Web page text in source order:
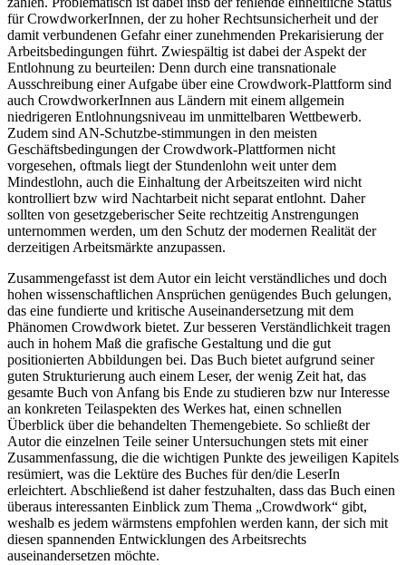
für CrowdworkerInnen, der zu hoher Rechtsunsicherheit und der
damit verbundenen Gefahr einer zunehmenden Prekarisierung der
Arbeitsbedingungen führt. Zwiespältig ist dabei der Aspekt der
Entlohnung zu beurteilen: Denn durch eine transnationale
Ausschreibung einer Aufgabe über eine Crowdwork-Plattform sind
auch CrowdworkerInnen aus Ländern mit einem allgemein
niedrigeren Entlohnungsniveau im unmittelbaren Wettbewerb.
Zudem sind AN-Schutzbe-stimmungen in den meisten
Geschäftsbedingungen der Crowdwork-Plattformen nicht
vorgesehen, oftmals liegt der Stundenlohn weit unter dem
Mindestlohn, auch die Einhaltung der Arbeitszeiten wird nicht
kontrolliert bzw wird Nachtarbeit nicht separat entlohnt. Daher
sollten von gesetzgeberischer Seite rechtzeitig Anstrengungen
unternommen werden, um den Schutz der modernen Realität der
derzeitigen Arbeitsmärkte anzupassen.
Zusammengefasst ist dem Autor ein leicht verständliches und doch
hohen wissenschaftlichen Ansprüchen genügendes Buch gelungen,
das eine fundierte und kritische Auseinandersetzung mit dem
Phänomen Crowdwork bietet. Zur besseren Verständlichkeit tragen
auch in hohem Maß die grafische Gestaltung und die gut
positionierten Abbildungen bei. Das Buch bietet aufgrund seiner
guten Strukturierung auch einem Leser, der wenig Zeit hat, das
gesamte Buch von Anfang bis Ende zu studieren bzw nur Interesse
an konkreten Teilaspekten des Werkes hat, einen schnellen
Überblick über die behandelten Themengebiete. So schließt der
Autor die einzelnen Teile seiner Untersuchungen stets mit einer
Zusammenfassung, die die wichtigen Punkte des jeweiligen Kapitels
resümiert, was die Lektüre des Buches für den/die LeserIn
erleichtert. Abschließend ist daher festzuhalten, dass das Buch einen
überaus interessanten Einblick zum Thema „Crowdwork“ gibt,
weshalb es jedem wärmstens empfohlen werden kann, der sich mit
diesen spannenden Entwicklungen des Arbeitsrechts
auseinandersetzen möchte.